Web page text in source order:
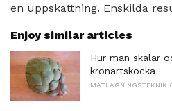
en uppskattning. Enskilda
Enjoy similar articles
Hur man skalar
kronärtskocka
MATLAGNINGSTEKNIK